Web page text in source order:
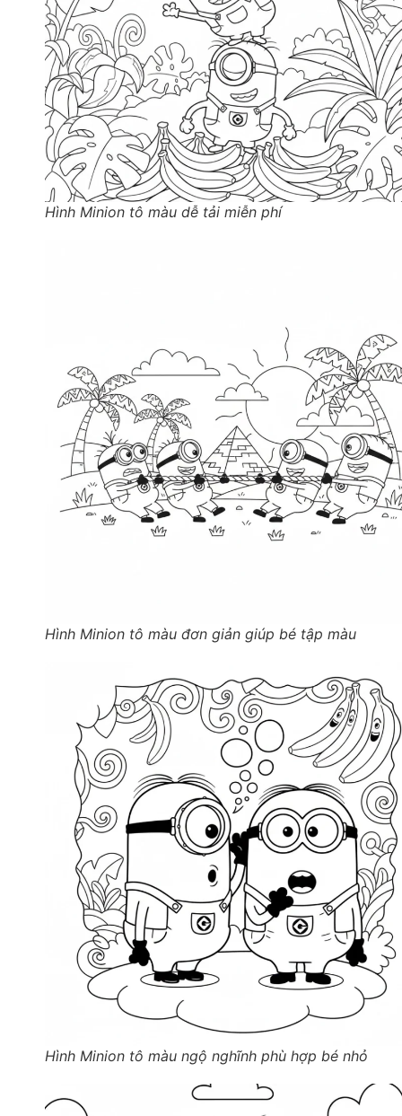
Hình Minion tô màu dễ tải miễn phí
Hình Minion tô màu đơn giản giúp bé tập màu
Hình Minion tô màu ngộ nghĩnh phù hợp bé nhỏ